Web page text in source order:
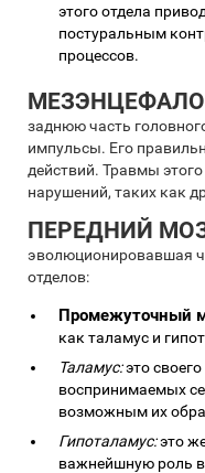
этого отдела
постуральным
процессов.
заднюю часть
импульсы. Его
действий. Травмы
нарушений, таких как
ПЕРЕДНИЙ
эволюционировавшая
отделов:
Промежуточный
как таламус и
Таламус:это
воспринимаемых
возможным их
Гипоталамус:это
важнейшную роль в